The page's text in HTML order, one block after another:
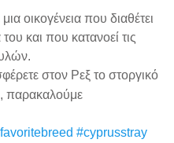
οικογένεια που διαθέτει
και που κατανοεί τις
στον Ρεξ το στοργικό
παρακαλούμε
#cyprusstray